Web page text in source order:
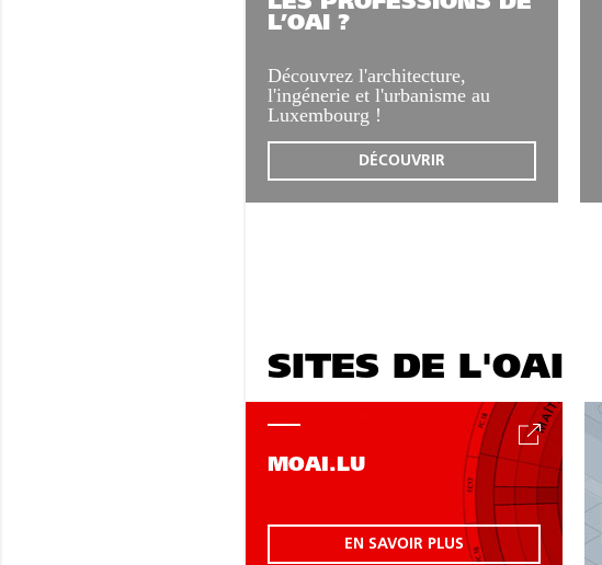
L’OAI ?
Découvrez l'architecture,
l'ingénerie et l'urbanisme au
Luxembourg !
DÉCOUVRIR
SITES DE L'OAI
MOAI.LU
EN SAVOIR PLUS